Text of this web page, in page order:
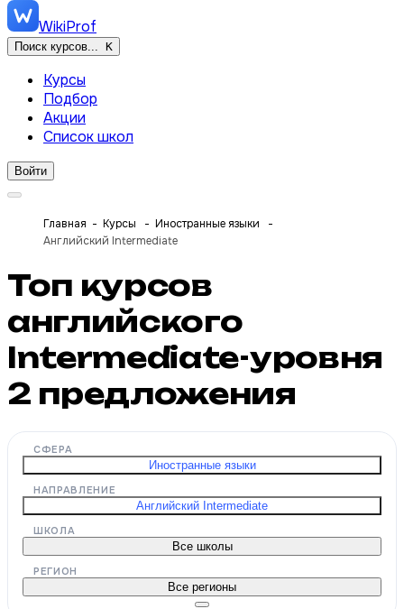
WikiProf
Поиск курсов... K
Курсы
Подбор
Акции
Список школ
Войти
Главная Курсы
Иностранные языки
Английский Intermediate
Топ курсов
английского
Intermediate-уровня
2 предложения
СФЕРА
Иностранные языки
НАПРАВЛЕНИЕ
Английский Intermediate
ШКОЛА
Все школы
РЕГИОН
Все регионы